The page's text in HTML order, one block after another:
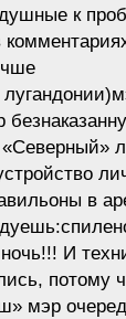
к
в
И
потому
мэр